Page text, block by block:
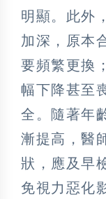
明顯。此外
加深，原本
要頻繁更換
幅下降甚至
全。隨著年
漸提高，醫
狀，應及早
免視力惡化